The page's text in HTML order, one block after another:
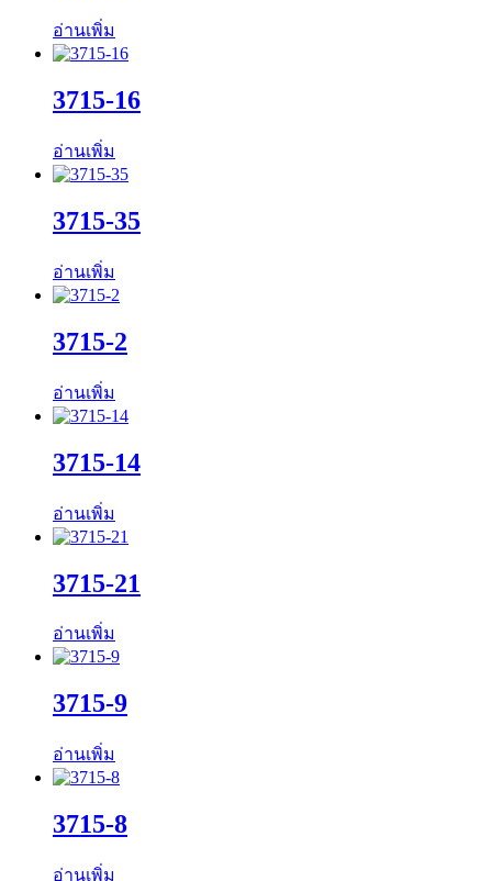
อ่านเพิ่ม
3715-16
อ่านเพิ่ม
3715-35
อ่านเพิ่ม
3715-2
อ่านเพิ่ม
3715-14
อ่านเพิ่ม
3715-21
อ่านเพิ่ม
3715-9
อ่านเพิ่ม
3715-8
อ่านเพิ่ม